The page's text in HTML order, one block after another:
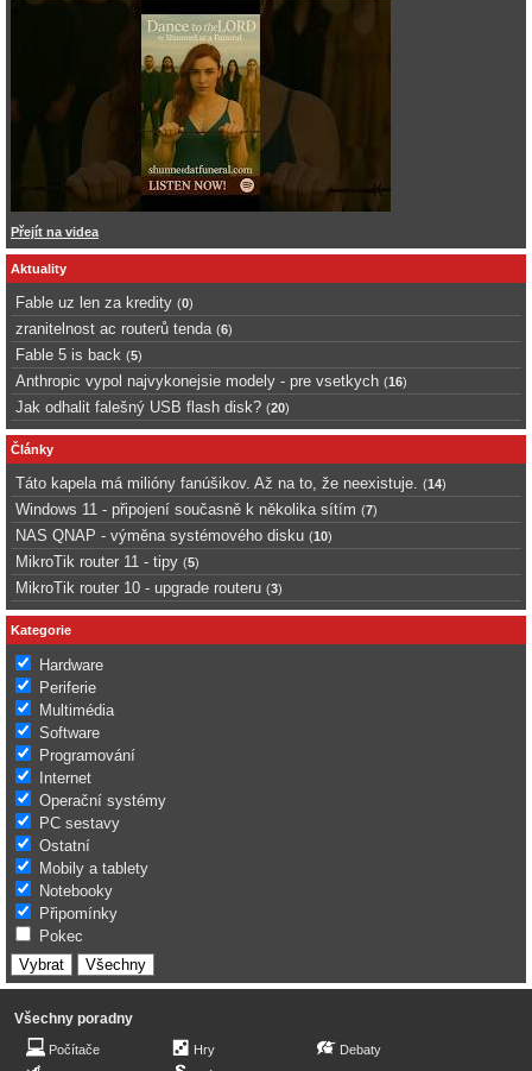
Přejít na videa
Aktuality
Fable uz len za kredity (0)
zranitelnost ac routerů tenda (6)
Fable 5 is back (5)
Anthropic vypol najvykonejsie modely - pre vsetkych (16)
Jak odhalit falešný USB flash disk? (20)
Články
Táto kapela má milióny fanúšikov. Až na to, že neexistuje. (14)
Windows 11 - připojení současně k několika sítím (7)
NAS QNAP - výměna systémového disku (10)
MikroTik router 11 - tipy (5)
MikroTik router 10 - upgrade routeru (3)
Kategorie
Hardware
Periferie
Multimédia
Software
Programování
Internet
Operační systémy
PC sestavy
Ostatní
Mobily a tablety
Notebooky
Připomínky
Pokec
Všechny poradny
Počítače
Hry
Debaty